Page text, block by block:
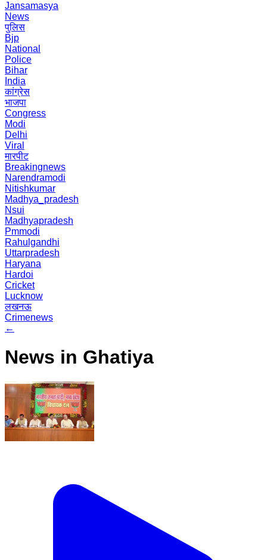
Jansamasya
News
पुलिस
Bjp
National
Police
Bihar
India
कांग्रेस
भाजपा
Congress
Modi
Delhi
Viral
मारपीट
Breakingnews
Narendramodi
Nitishkumar
Madhya_pradesh
Nsui
Madhyapradesh
Pmmodi
Rahulgandhi
Uttarpradesh
Haryana
Hardoi
Cricket
Lucknow
लखनऊ
Crimenews
←
News in Ghatiya